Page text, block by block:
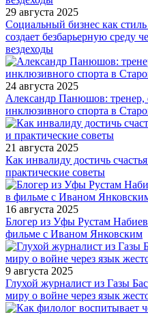
29 августа 2025
Социальный бизнес как
создает безбарьерную среду
вездеходы
24 августа 2025
Александр Панюшов:
инклюзивного спорта в
21 августа 2025
Как инвалиду достичь
практические советы
16 августа 2025
Блогер из Уфы Рустам
фильме с Иваном Янковским
9 августа 2025
Глухой журналист из Газы
миру о войне через язык